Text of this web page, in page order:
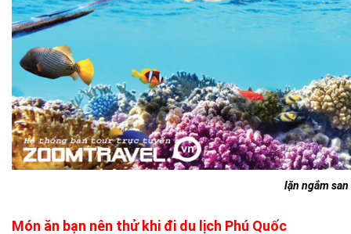
lặn ngắm
Món ăn bạn nên thử khi đi du lịch Phú Quốc